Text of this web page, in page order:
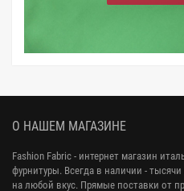
О НАШЕМ МАГАЗИНЕ
Fashion Fabric - интернет магазин
фурнитуры. Всегда в наличии -
на любой вкус. Прямые поставки от